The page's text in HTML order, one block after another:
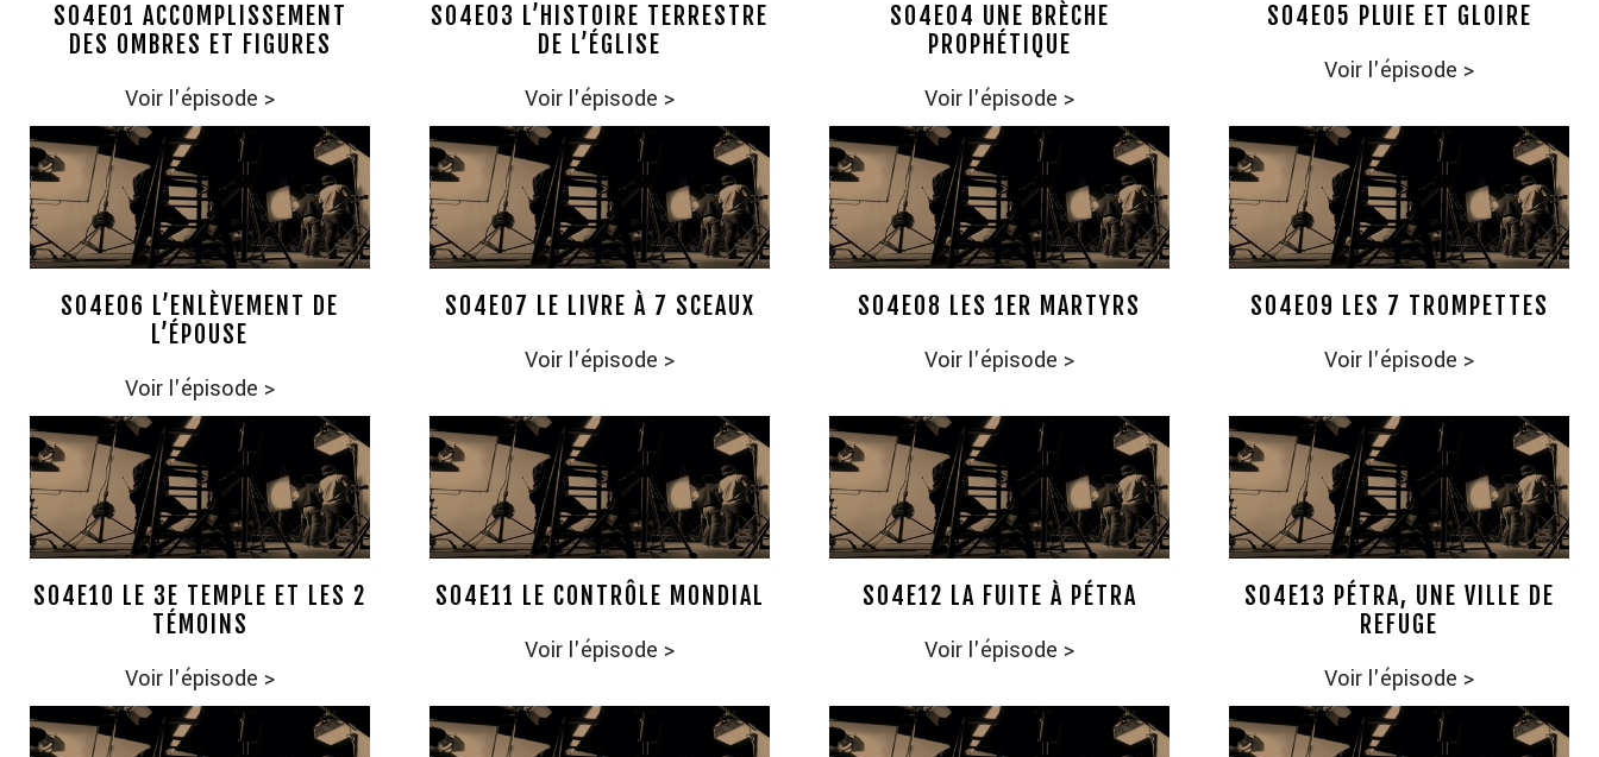
S04E01 ACCOMPLISSEMENT
DES OMBRES ET FIGURES
Voir l'épisode >
S04E03 L’HISTOIRE TERRESTRE
DE L’ÉGLISE
Voir l'épisode >
S04E04 UNE BRÈCHE
PROPHÉTIQUE
Voir l'épisode >
S04E05 PLUIE ET GLOIRE
Voir l'épisode >
S04E06 L’ENLÈVEMENT DE
L’ÉPOUSE
Voir l'épisode >
S04E07 LE LIVRE À 7 SCEAUX
Voir l'épisode >
S04E08 LES 1ER MARTYRS
Voir l'épisode >
S04E09 LES 7 TROMPETTES
Voir l'épisode >
S04E10 LE 3E TEMPLE ET LES 2
TÉMOINS
Voir l'épisode >
S04E11 LE CONTRÔLE MONDIAL
Voir l'épisode >
S04E12 LA FUITE À PÉTRA
Voir l'épisode >
S04E13 PÉTRA, UNE VILLE DE
REFUGE
Voir l'épisode >